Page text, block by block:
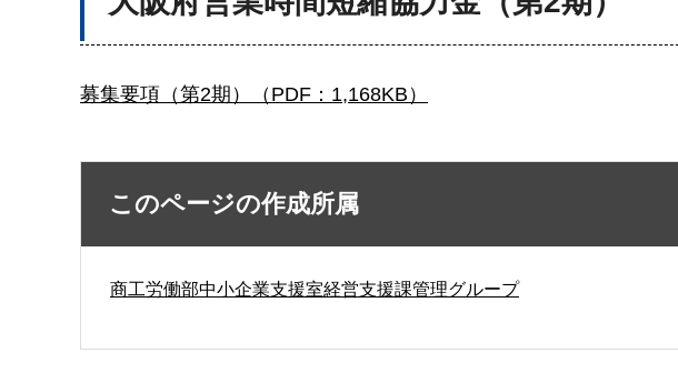
募集要項（第2期）（PDF：1,168KB）
このページの作成所属
商工労働部中小企業支援室経営支援課管理グループ